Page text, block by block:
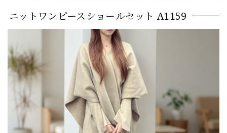
ニットワンピースショールセット A1159